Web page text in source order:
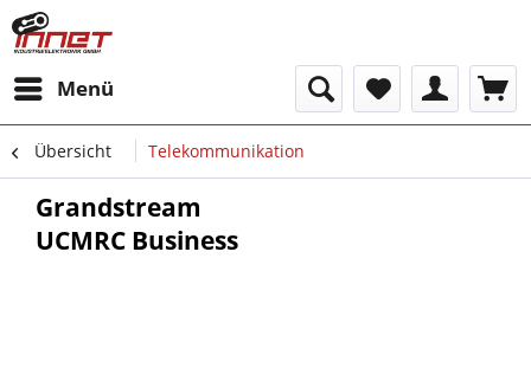
Menü
Übersicht Telekommunikation
Grandstream
UCMRC Business